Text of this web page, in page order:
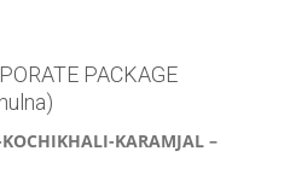
PACKAGE
KARAMJAL –